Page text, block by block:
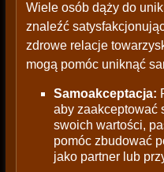
Wiele osób dąży do
znaleźć
zdrowe relacje
mogą pomóc uniknąć
Samoakceptacja:
aby zaakceptować
swoich wartości,
pomóc zbudować
jako partner lub